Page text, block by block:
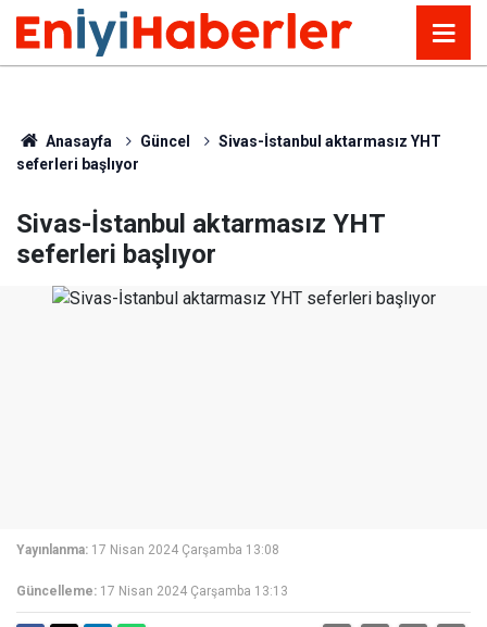
Anasayfa Güncel
Sivas-İstanbul aktarmasız YHT
seferleri başlıyor
Sivas-İstanbul aktarmasız YHT
seferleri başlıyor
Yayınlanma: 17 Nisan 2024 Çarşamba 13:08
Güncelleme: 17 Nisan 2024 Çarşamba 13:13